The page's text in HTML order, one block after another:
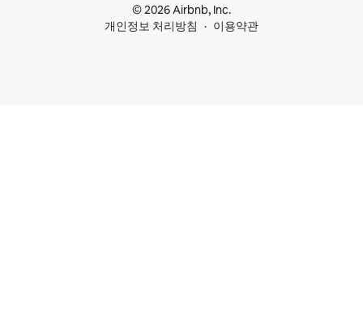
© 2026 Airbnb, Inc.
개인정보 처리방침
이용약관